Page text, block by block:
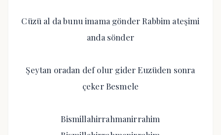
Cüzü al da bunu imama gönder Rabbim ateşimi
anda sönder
Şeytan oradan def olur gider Euzüden sonra
çeker Besmele
Bismillahirrahmanirrahim